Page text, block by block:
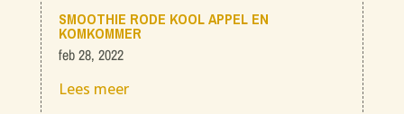
SMOOTHIE RODE KOOL APPEL EN
KOMKOMMER
feb 28, 2022
Lees meer